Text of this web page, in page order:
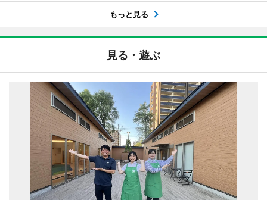
もっと見る
見る・遊ぶ